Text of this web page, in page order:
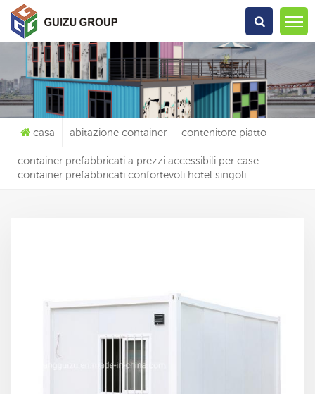
Che Cosa Sta Cercando?
casa abitazione container contenitore piatto
container prefabbricati a prezzi accessibili per case
container prefabbricati confortevoli hotel singoli